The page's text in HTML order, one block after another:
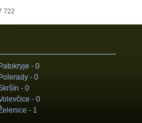
722
Patokryje - 0
Polerady - 0
- 0
- 0
- 1